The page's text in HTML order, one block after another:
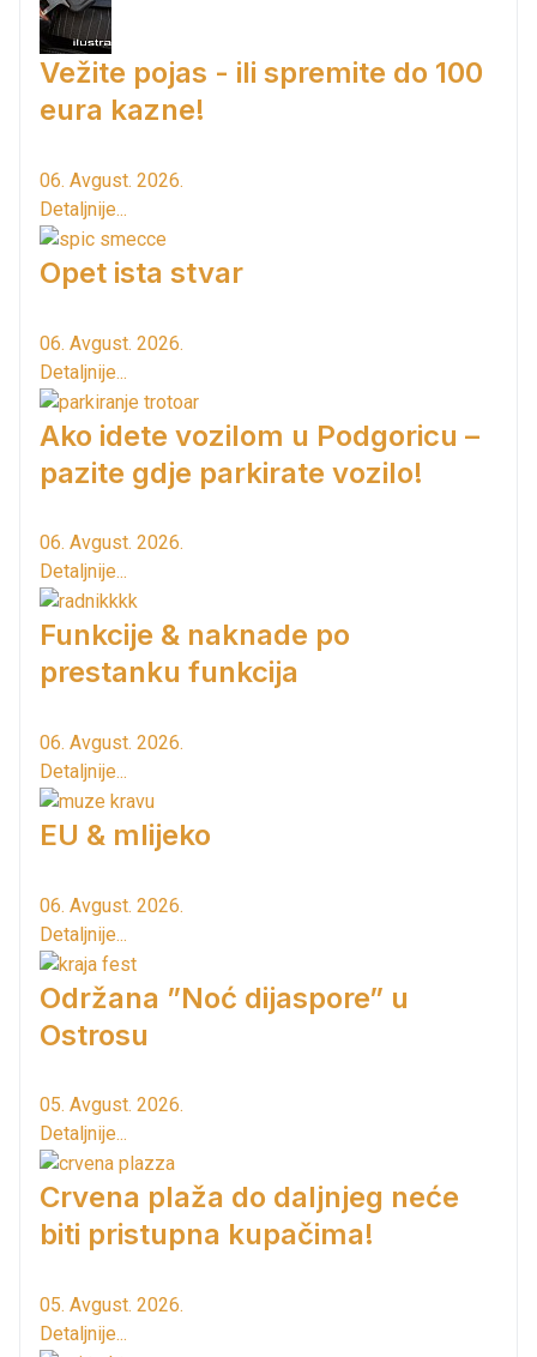
Vežite pojas - ili spremite do 100
eura kazne!
06. Avgust. 2026.
Detaljnije...
Opet ista stvar
06. Avgust. 2026.
Detaljnije...
Ako idete vozilom u Podgoricu –
pazite gdje parkirate vozilo!
06. Avgust. 2026.
Detaljnije...
Funkcije & naknade po
prestanku funkcija
06. Avgust. 2026.
Detaljnije...
EU & mlijeko
06. Avgust. 2026.
Detaljnije...
Održana ”Noć dijaspore” u
Ostrosu
05. Avgust. 2026.
Detaljnije...
Crvena plaža do daljnjeg neće
biti pristupna kupačima!
05. Avgust. 2026.
Detaljnije...